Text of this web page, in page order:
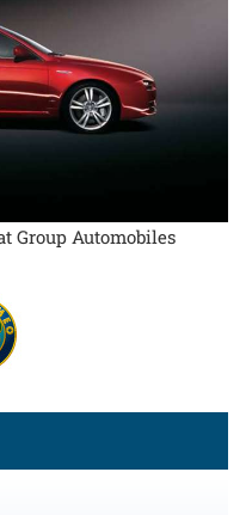
Group Automobiles